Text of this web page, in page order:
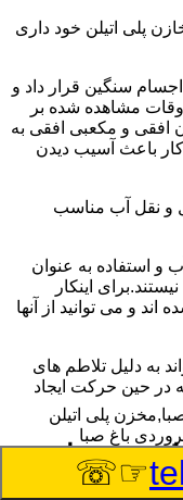
پلی اتیلن خود داری
سنگین قرار داد و
مشاهده شده بر
افقی و مکعبی افقی به
کار باعث آسیب دیدن
و نقل آب مناسب
و استفاده به عنوان
اینکار
و می توانید از آنها
به دلیل تلاطم های
در حین حرکت ایجاد
و مواد
باغ صبا
پلی اتیلن
باغ صبا
☞☏